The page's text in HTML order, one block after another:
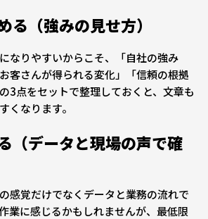
る（強みの見せ方）
なりやすいからこそ、「自社の強み
客さんが得られる変化」「信頼の根拠
3点をセットで整理しておくと、文章も
くなります。
（データと現場の声で確
感覚だけでなくデータと業務の流れで
業に感じるかもしれませんが、最低限